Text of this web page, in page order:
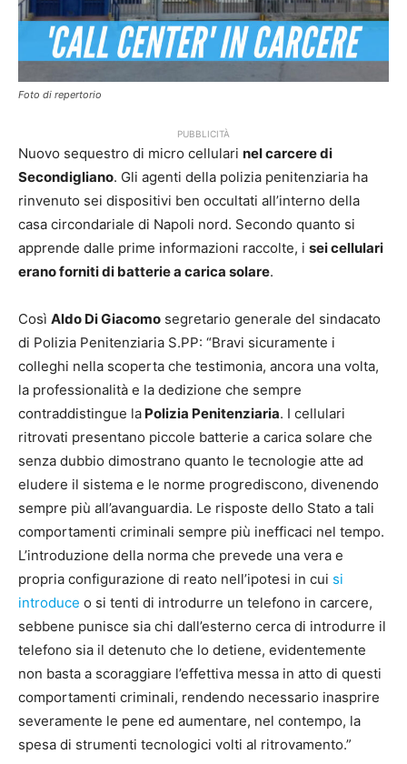
Foto di repertorio
PUBBLICITÀ
Nuovo sequestro di micro cellulari nel carcere di
Secondigliano. Gli agenti della polizia penitenziaria ha
rinvenuto sei dispositivi ben occultati all’interno della
casa circondariale di Napoli nord. Secondo quanto si
apprende dalle prime informazioni raccolte, i sei cellulari
erano forniti di batterie a carica solare.
Così Aldo Di Giacomo segretario generale del sindacato
di Polizia Penitenziaria S.PP: “Bravi sicuramente i
colleghi nella scoperta che testimonia, ancora una volta,
la professionalità e la dedizione che sempre
contraddistingue la Polizia Penitenziaria. I cellulari
ritrovati presentano piccole batterie a carica solare che
senza dubbio dimostrano quanto le tecnologie atte ad
eludere il sistema e le norme progrediscono, divenendo
sempre più all’avanguardia. Le risposte dello Stato a tali
comportamenti criminali sempre più inefficaci nel tempo.
L’introduzione della norma che prevede una vera e
propria configurazione di reato nell’ipotesi in cui si
introduce o si tenti di introdurre un telefono in carcere,
sebbene punisce sia chi dall’esterno cerca di introdurre il
telefono sia il detenuto che lo detiene, evidentemente
non basta a scoraggiare l’effettiva messa in atto di questi
comportamenti criminali, rendendo necessario inasprire
severamente le pene ed aumentare, nel contempo, la
spesa di strumenti tecnologici volti al ritrovamento.”